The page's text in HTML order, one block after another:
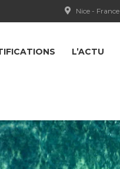
Nice - France
L’ACTU